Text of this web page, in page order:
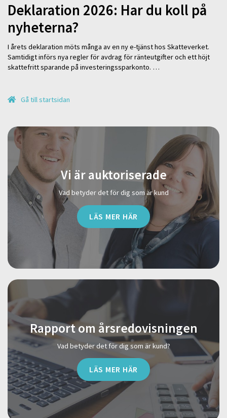
Deklaration 2026: Har du koll på
nyheterna?
I årets deklaration möts många av en ny e-tjänst hos Skatteverket.
Samtidigt införs nya regler för avdrag för ränteutgifter och ett höjt
skattefritt sparande på investeringssparkonto. …
Gå till startsidan
Vi är auktoriserade
Vad betyder det för dig som är kund
LÄS MER HÄR
Rapport om årsredovisningen
Vad betyder det för dig som är kund?
LÄS MER HÄR